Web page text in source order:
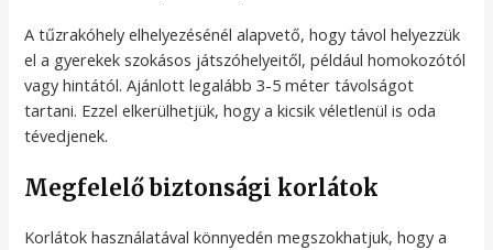
A tűzrakóhely elhelyezésénél alapvető, hogy távol helyezzük
el a gyerekek szokásos játszóhelyeitől, például homokozótól
vagy hintától. Ajánlott legalább 3-5 méter távolságot
tartani. Ezzel elkerülhetjük, hogy a kicsik véletlenül is oda
tévedjenek.
Megfelelő biztonsági korlátok
Korlátok használatával könnyedén megszokhatjuk, hogy a